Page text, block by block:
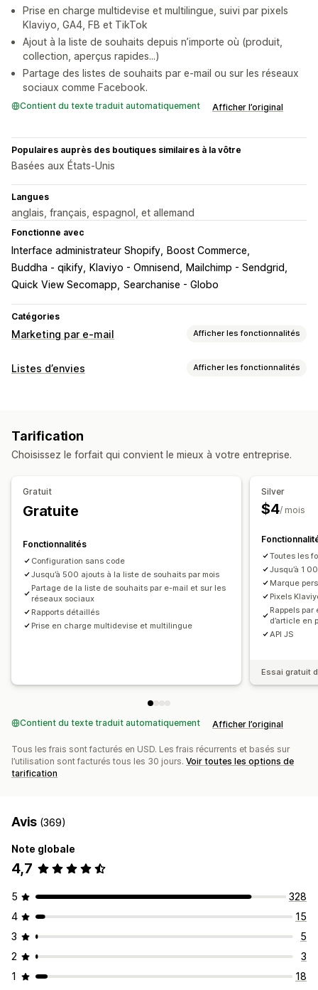
Prise en charge multidevise et multilingue, suivi par pixels
Klaviyo, GA4, FB et TikTok
Ajout à la liste de souhaits depuis n’importe où (produit,
collection, aperçus rapides...)
Partage des listes de souhaits par e-mail ou sur les réseaux
sociaux comme Facebook.
Contient du texte traduit automatiquement Afficher l’original
Populaires auprès des boutiques similaires à la vôtre
Basées aux États-Unis
Langues
anglais, français, espagnol, et allemand
Fonctionne avec
Interface administrateur Shopify Boost Commerce
Buddha - qikify Klaviyo - Omnisend Mailchimp - Sendgrid
Quick View Secomapp Searchanise - Globo
Catégories
Marketing par e-mail Afficher les fonctionnalités
Types de campagnes
Gestion des campagnes
Modèles
Traduction Localisation
Import et export
Suivi
Rapports
Analyses de données
Listes d’envies Afficher les fonctionnalités
Coups de cœur
Liste d’envies d’invité
Liens de partage
Tableau de bord
Ajout au panier
Personnalisation
Image de marque personnalisée
Mises en page personnalisées
Icônes personnalisées
Multilingue
Modèles d’e-mails
Tarification
Choisissez le forfait qui convient le mieux à votre entreprise.
Gratuit
Gratuite
Fonctionnalités
Configuration sans code
Jusqu’à 500 ajouts à la liste de souhaits par mois
Partage de la liste de souhaits par e-mail et sur les
réseaux sociaux
Rapports détaillés
Prise en charge multidevise et multilingue
Silver
$4/ mois
Toutes les
Jusqu’à 1
Marque
Pixels
Rappels
d’article en
API JS
Essai gratuit
Contient du texte traduit automatiquement Afficher l’original
Tous les frais sont facturés en USD. Les frais récurrents et basés sur
l’utilisation sont facturés tous les 30 jours. Voir toutes les options de
tarification
Avis (369)
Note globale
4,7
5
328
4
15
3
5
2
3
1
18